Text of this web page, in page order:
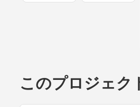
このプロジェク